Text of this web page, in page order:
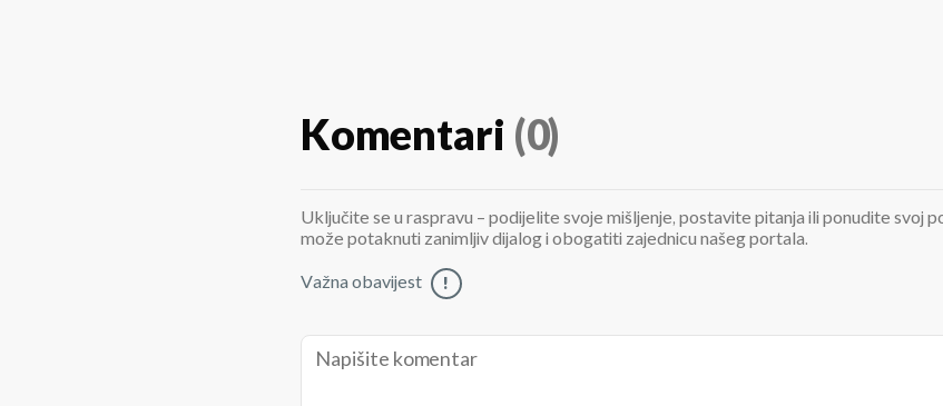
Komentari (0)
Uključite se u raspravu – podijelite svoje mišljenje, postavite pitanja ili ponudite svoj
može potaknuti zanimljiv dijalog i obogatiti zajednicu našeg portala.
Važna obavijest !